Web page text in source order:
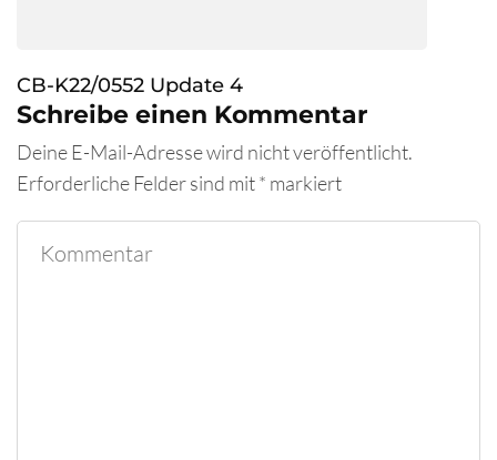
CB-K22/0552 Update 4
Schreibe einen Kommentar
Deine E-Mail-Adresse wird nicht veröffentlicht.
Erforderliche Felder sind mit* markiert